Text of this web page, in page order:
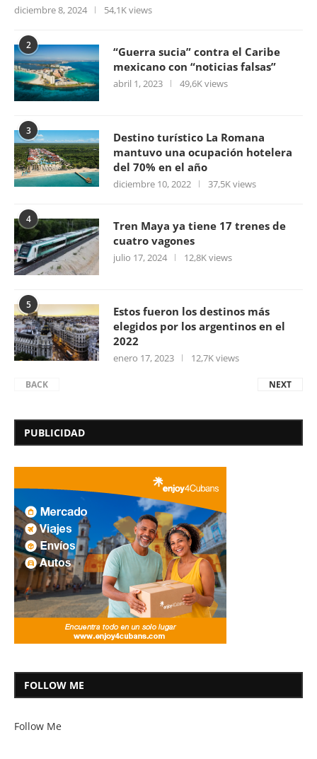
diciembre 8, 2024 54,1K views
2
“Guerra sucia” contra el Caribe
mexicano con “noticias falsas”
abril 1, 2023 49,6K views
3
Destino turístico La Romana
mantuvo una ocupación hotelera
del 70% en el año
diciembre 10, 2022 37,5K views
4
Tren Maya ya tiene 17 trenes de
cuatro vagones
julio 17, 2024 12,8K views
5
Estos fueron los destinos más
elegidos por los argentinos en el
2022
enero 17, 2023 12,7K views
BACK NEXT
PUBLICIDAD
FOLLOW ME
Follow Me